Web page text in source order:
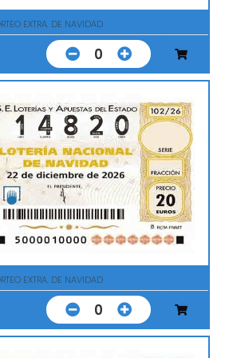
EXTRA. DE NAVIDAD
0
EXTRA. DE NAVIDAD
0